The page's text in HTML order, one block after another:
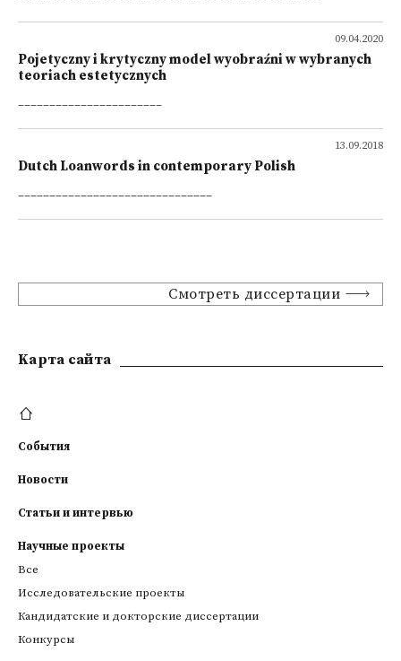
09.04.2020
Pojetyczny i krytyczny model wyobraźni w wybranych
teoriach estetycznych
_______________________
13.09.2018
Dutch Loanwords in contemporary Polish
_______________________________
Смотреть диссертации
Kарта сайта
События
Новости
Статьи и интервью
Научные проекты
Все
Исследовательские проекты
Кандидатские и докторские диссертации
Конкурсы